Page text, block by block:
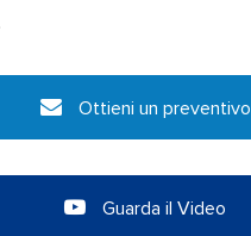
Ottieni un preventivo
Guarda il Video